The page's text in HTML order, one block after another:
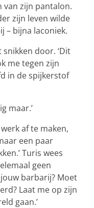
van zijn pantalon.
zijn leven wilde
– bijna laconiek.
snikken door. ‘Dit
me tegen zijn
in de spijkerstof
maar.’
af te maken,
een paar
Turis wees
geen
barbarij? Moet
Laat me op zijn
gaan.’